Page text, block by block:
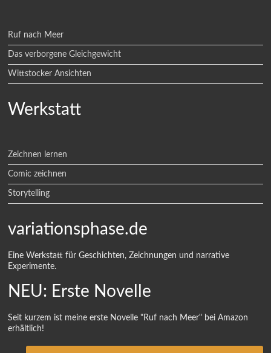
Ruf nach Meer
Das verborgene Gleichgewicht
Wittstocker Ansichten
Werkstatt
Zeichnen lernen
Comic zeichnen
Storytelling
variationsphase.de
Eine Werkstatt für Geschichten, Zeichnungen und narrative
Experimente.
NEU: Erste Novelle
Seit kurzem ist meine erste Novelle "Ruf nach Meer" bei Amazon
erhältlich!